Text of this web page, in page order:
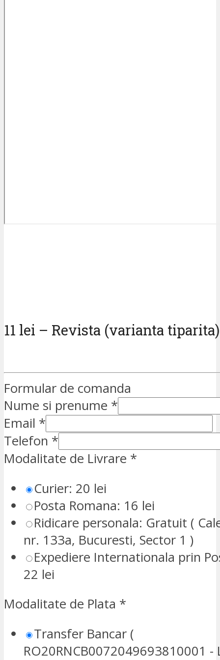
11 lei – Revista (varianta tiparita)
Formular de comanda
Nume si prenume *
Email *
Telefon *
Modalitate de Livrare *
Curier: 20 lei
Posta Romana: 16 lei
Ridicare personala: Gratuit (
nr. 133a, Bucuresti, Sector 1 )
Expediere Internationala prin
22 lei
Modalitate de Plata *
Transfer Bancar (
RO20RNCB0072049693810001 -